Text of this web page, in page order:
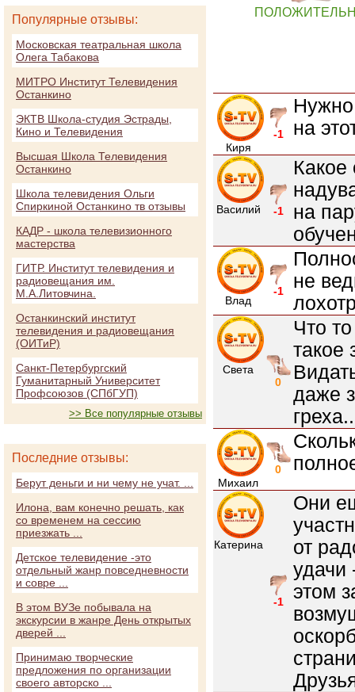
Киря
-1
Нужно
на
Василий -1
Какое
на
Влад
-1
не
Света
0
Что
такое
даже
Михаил
0
Катерина
-1
Они
от
удачи
этом
Популярные отзывы:
Московская театральная школа
Олега Табакова
МИТРО Институт Телевидения
Останкино
ЭКТВ Школа-студия Эстрады,
Кино и Телевидения
Высшая Школа Телевидения
Останкино
Школа телевидения Ольги
Спиркиной Останкино тв отзывы
КАДР - школа телевизионного
мастерства
ГИТР. Институт телевидения и
радиовещания им.
М.А.Литовчина.
Останкинский институт
телевидения и радиовещания
(ОИТиР)
Санкт-Петербургский
Гуманитарный Университет
Профсоюзов (СПбГУП)
>> Все популярные отзывы
Последние отзывы:
Берут деньги и ни чему не учат. ...
Илона, вам конечно решать, как
со временем на сессию
приезжать ...
Детское телевидение -это
отдельный жанр повседневности
и совре ...
В этом ВУЗе побывала на
экскурсии в жанре День открытых
дверей ...
Принимаю творческие
предложения по организации
своего авторско ...